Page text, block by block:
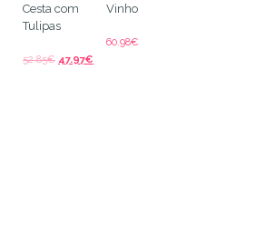
Cesta com
Tulipas
52.85€ 47.97€
Vinho
60.98€